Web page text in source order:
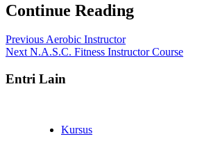
Continue Reading
PreviousAerobic Instructor
NextN.A.S.C. Fitness Instructor Course
Entri Lain
Kursus